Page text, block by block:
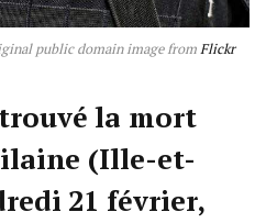
public domain image fromFlickr
la mort
(Ille-et-
21 février,